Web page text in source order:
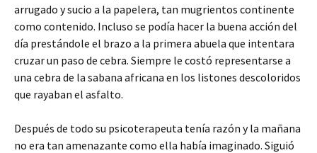
arrugado y sucio a la papelera, tan mugrientos continente
como contenido. Incluso se podía hacer la buena acción del
día prestándole el brazo a la primera abuela que intentara
cruzar un paso de cebra. Siempre le costó representarse a
una cebra de la sabana africana en los listones descoloridos
que rayaban el asfalto.
Después de todo su psicoterapeuta tenía razón y la mañana
no era tan amenazante como ella había imaginado. Siguió